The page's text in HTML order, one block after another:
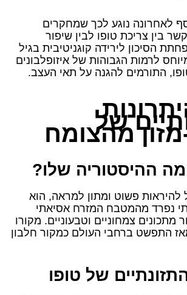
לאחרונה נוגע לכך שמחקרים
בין צריכת טופו לבין שיפור
הסיכון לירידה קוגניטיבית בגיל
לרמות הגבוהות של איזופלבונים
התורמים להגנה על תאי העצב.
של
מהצומח
ההיסטוריה שלו?
להיראות פשוט ומתון למראה, הוא
נפרד מהמטבח המזרח אסיאתי
מתכונים צמחוניים וטבעוניים. מקורו
התפשט ברחבי העולם כמקור חלבון
של טופו